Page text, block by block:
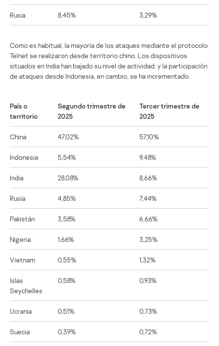
Rusia 8,45% 3,29%
Como es habitual, la mayoría de los ataques mediante el protocolo
Telnet se realizaron desde territorio chino. Los dispositivos
situados en India han bajado su nivel de actividad, y la participación
de ataques desde Indonesia, en cambio, se ha incrementado.
País o
territorio
Segundo trimestre de
2025
Tercer trimestre de
2025
China 47,02% 57,10%
Indonesia 5,54% 9,48%
India 28,08% 8,66%
Rusia 4,85% 7,44%
Pakistán 3,58% 6,66%
Nigeria 1,66% 3,25%
Vietnam 0,55% 1,32%
Islas
Seychelles
0,58% 0,93%
Ucrania 0,51% 0,73%
Suecia 0,39% 0,72%